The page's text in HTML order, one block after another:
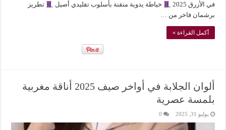
في الأزرق 2025
خياطة يدوية متقنة بأسلوب تقليدي أصيل
تطريز
برشمان فاخر من …
أكمل القراءة »
ألوان الجلابة في أواخر صيف 2025 أناقة مغربية
بلمسة عصرية
يوليو 31, 2025 0